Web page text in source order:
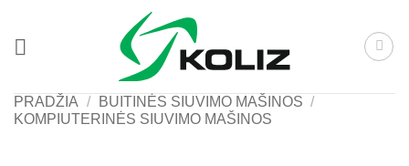
content
PRADŽIA / BUITINĖS SIUVIMO MAŠINOS /
KOMPIUTERINĖS SIUVIMO MAŠINOS